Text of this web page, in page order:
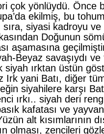
çok yönlüydü. Önce
ekilmiş, bu
sıra, siyasi kadroyu ve
Doğunun
aşamasına
Beyaz savaşıydı
siyah ırktan üstün
Irk yani Batı, diğer
siyahilere karşı
ırkı.. siyah deri
kafatası ve
alt kısımlarının
olması, zencileri